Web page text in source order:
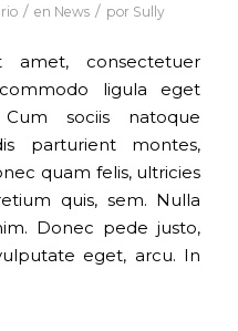
/ en News / por Sully
consectetuer
ligula eget
sociis natoque
parturient montes,
quam felis, ultricies
quis, sem. Nulla
Donec pede justo,
eget, arcu. In